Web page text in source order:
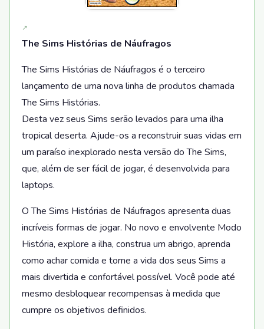
The Sims Histórias de Náufragos
The Sims Histórias de Náufragos é o terceiro
lançamento de uma nova linha de produtos chamada
The Sims Histórias.
Desta vez seus Sims serão levados para uma ilha
tropical deserta. Ajude-os a reconstruir suas vidas em
um paraíso inexplorado nesta versão do The Sims,
que, além de ser fácil de jogar, é desenvolvida para
laptops.
O The Sims Histórias de Náufragos apresenta duas
incríveis formas de jogar. No novo e envolvente Modo
História, explore a ilha, construa um abrigo, aprenda
como achar comida e torne a vida dos seus Sims a
mais divertida e confortável possível. Você pode até
mesmo desbloquear recompensas à medida que
cumpre os objetivos definidos.